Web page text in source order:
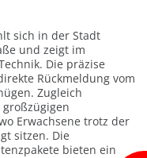
sich in der Stadt
und zeigt im
Die präzise
Rückmeldung vom
Zugleich
Erwachsene trotz der
sitzen. Die
bieten ein